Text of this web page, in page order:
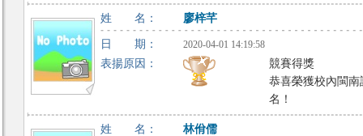
姓 名： 廖梓芊
日 期： 2020-04-01 14:19:58
表揚原因：
競賽得獎
恭喜榮獲校內閩
名！
姓 名： 林佾儒